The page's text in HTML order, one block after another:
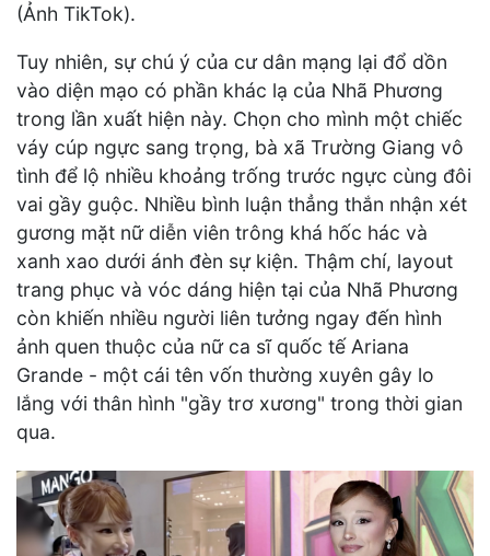
(Ảnh TikTok).
Tuy nhiên, sự chú ý của cư dân mạng lại đổ dồn
vào diện mạo có phần khác lạ của Nhã Phương
trong lần xuất hiện này. Chọn cho mình một chiếc
váy cúp ngực sang trọng, bà xã Trường Giang vô
tình để lộ nhiều khoảng trống trước ngực cùng đôi
vai gầy guộc. Nhiều bình luận thẳng thắn nhận xét
gương mặt nữ diễn viên trông khá hốc hác và
xanh xao dưới ánh đèn sự kiện. Thậm chí, layout
trang phục và vóc dáng hiện tại của Nhã Phương
còn khiến nhiều người liên tưởng ngay đến hình
ảnh quen thuộc của nữ ca sĩ quốc tế Ariana
Grande - một cái tên vốn thường xuyên gây lo
lắng với thân hình "gầy trơ xương" trong thời gian
qua.